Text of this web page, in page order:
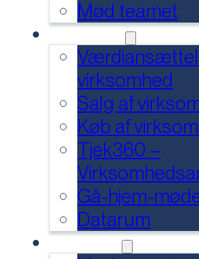
Mød teamet
virksomhed
Salg af
Køb af
Tjek360 –
Gå-hjem-
Datarum